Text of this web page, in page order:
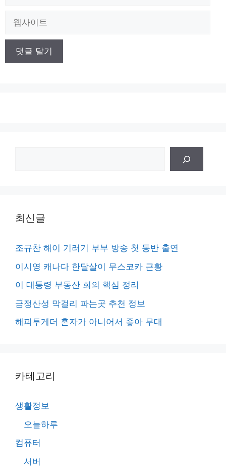
최신글
조규찬 해이 기러기 부부 방송 첫 동반 출연
이시영 캐나다 한달살이 무스코카 근황
이 대통령 부동산 회의 핵심 정리
금정산성 막걸리 파는곳 추천 정보
해피투게더 혼자가 아니어서 좋아 무대
카테고리
생활정보
오늘하루
컴퓨터
서버